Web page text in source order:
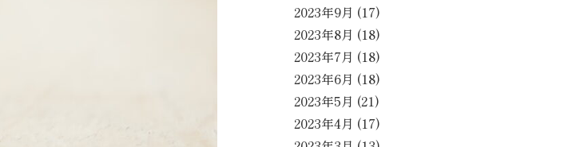
2023年9月 (17)
2023年8月 (18)
2023年7月 (18)
2023年6月 (18)
2023年5月 (21)
2023年4月 (17)